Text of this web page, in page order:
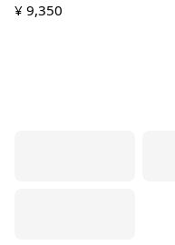
¥ 9,350